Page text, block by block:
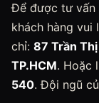
Để được tư vấn
khách hàng vui
chỉ: 87 Trần
TP.HCM. Hoặc
540. Đội ngũ